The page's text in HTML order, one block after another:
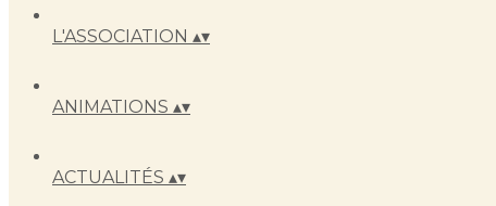
L'ASSOCIATION ▴▾
ANIMATIONS ▴▾
ACTUALITÉS ▴▾